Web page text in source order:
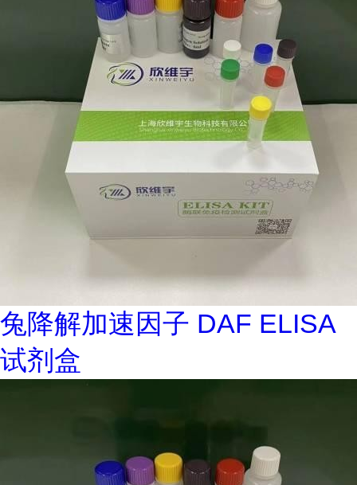
兔降解加速因子 DAF ELISA
试剂盒